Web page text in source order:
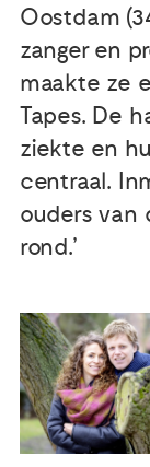
Agenda
Publicaties
Over ons
Oostdam
zanger en
maakte ze
Tapes. De
ziekte en
centraal.
ouders van
rond.’